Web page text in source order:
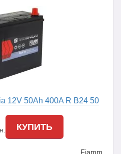
12V 50Ah 400A R B24 50
КУПИТЬ
Fiamm